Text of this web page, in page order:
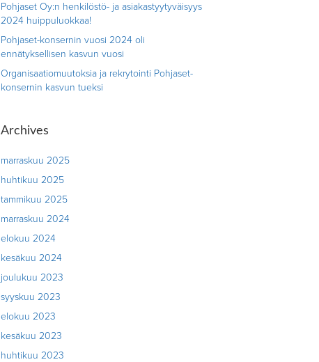
Pohjaset Oy:n henkilöstö- ja asiakastyytyväisyys
2024 huippuluokkaa!
Pohjaset-konsernin vuosi 2024 oli
ennätyksellisen kasvun vuosi
Organisaatiomuutoksia ja rekrytointi Pohjaset-
konsernin kasvun tueksi
Archives
marraskuu 2025
huhtikuu 2025
tammikuu 2025
marraskuu 2024
elokuu 2024
kesäkuu 2024
joulukuu 2023
syyskuu 2023
elokuu 2023
kesäkuu 2023
huhtikuu 2023